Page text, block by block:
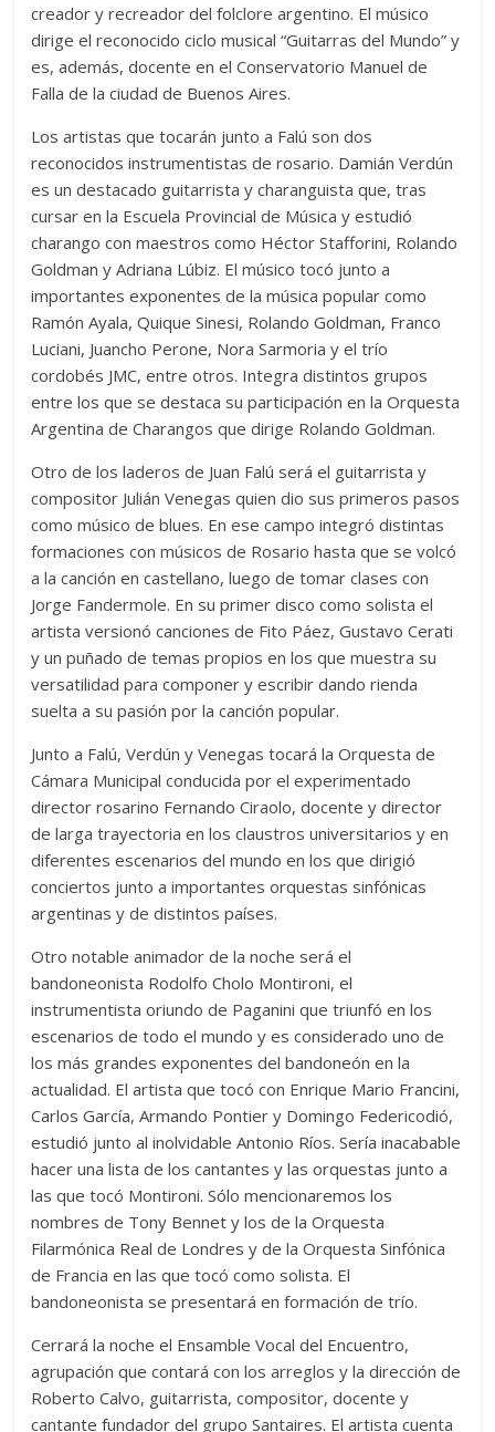
creador y recreador del folclore argentino. El músico
dirige el reconocido ciclo musical “Guitarras del Mundo” y
es, además, docente en el Conservatorio Manuel de
Falla de la ciudad de Buenos Aires.
Los artistas que tocarán junto a Falú son dos
reconocidos instrumentistas de rosario. Damián Verdún
es un destacado guitarrista y charanguista que, tras
cursar en la Escuela Provincial de Música y estudió
charango con maestros como Héctor Stafforini, Rolando
Goldman y Adriana Lúbiz. El músico tocó junto a
importantes exponentes de la música popular como
Ramón Ayala, Quique Sinesi, Rolando Goldman, Franco
Luciani, Juancho Perone, Nora Sarmoria y el trío
cordobés JMC, entre otros. Integra distintos grupos
entre los que se destaca su participación en la Orquesta
Argentina de Charangos que dirige Rolando Goldman.
Otro de los laderos de Juan Falú será el guitarrista y
compositor Julián Venegas quien dio sus primeros pasos
como músico de blues. En ese campo integró distintas
formaciones con músicos de Rosario hasta que se volcó
a la canción en castellano, luego de tomar clases con
Jorge Fandermole. En su primer disco como solista el
artista versionó canciones de Fito Páez, Gustavo Cerati
y un puñado de temas propios en los que muestra su
versatilidad para componer y escribir dando rienda
suelta a su pasión por la canción popular.
Junto a Falú, Verdún y Venegas tocará la Orquesta de
Cámara Municipal conducida por el experimentado
director rosarino Fernando Ciraolo, docente y director
de larga trayectoria en los claustros universitarios y en
diferentes escenarios del mundo en los que dirigió
conciertos junto a importantes orquestas sinfónicas
argentinas y de distintos países.
Otro notable animador de la noche será el
bandoneonista Rodolfo Cholo Montironi, el
instrumentista oriundo de Paganini que triunfó en los
escenarios de todo el mundo y es considerado uno de
los más grandes exponentes del bandoneón en la
actualidad. El artista que tocó con Enrique Mario Francini,
Carlos García, Armando Pontier y Domingo Federicodió,
estudió junto al inolvidable Antonio Ríos. Sería inacabable
hacer una lista de los cantantes y las orquestas junto a
las que tocó Montironi. Sólo mencionaremos los
nombres de Tony Bennet y los de la Orquesta
Filarmónica Real de Londres y de la Orquesta Sinfónica
de Francia en las que tocó como solista. El
bandoneonista se presentará en formación de trío.
Cerrará la noche el Ensamble Vocal del Encuentro,
agrupación que contará con los arreglos y la dirección de
Roberto Calvo, guitarrista, compositor, docente y
cantante fundador del grupo Santaires. El artista cuenta